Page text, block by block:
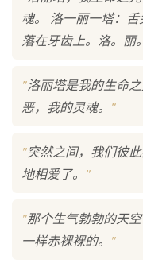
魂。 洛一丽一塔：
落在牙齿上。洛。丽
"洛丽塔是我的生命
恶，我的灵魂。
"
"突然之间，我们彼
地相爱了。
"
"那个生气勃勃的天
一样赤裸裸的。
"